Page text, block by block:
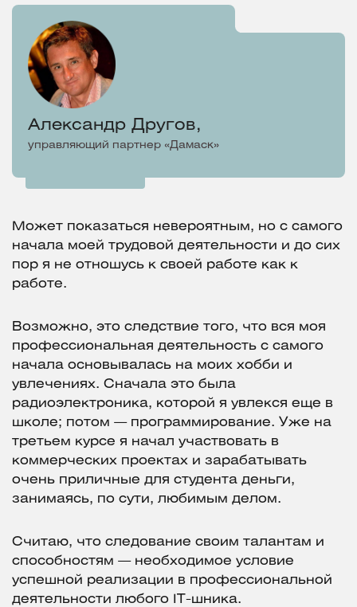
Александр Другов,
управляющий партнер «Дамаск»
Может показаться невероятным, но с самого
начала моей трудовой деятельности и до сих
пор я не отношусь к своей работе как к
работе.
Возможно, это следствие того, что вся моя
профессиональная деятельность с самого
начала основывалась на моих хобби и
увлечениях. Сначала это была
радиоэлектроника, которой я увлекся еще в
школе; потом — программирование. Уже на
третьем курсе я начал участвовать в
коммерческих проектах и зарабатывать
очень приличные для студента деньги,
занимаясь, по сути, любимым делом.
Считаю, что следование своим талантам и
способностям — необходимое условие
успешной реализации в профессиональной
деятельности любого IT-шника.